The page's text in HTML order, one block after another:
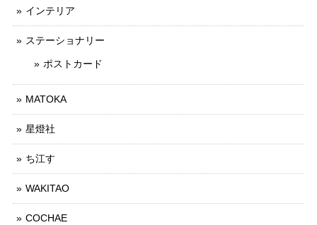
インテリア
ステーショナリー
ポストカード
MATOKA
星燈社
ち江す
WAKITAO
COCHAE